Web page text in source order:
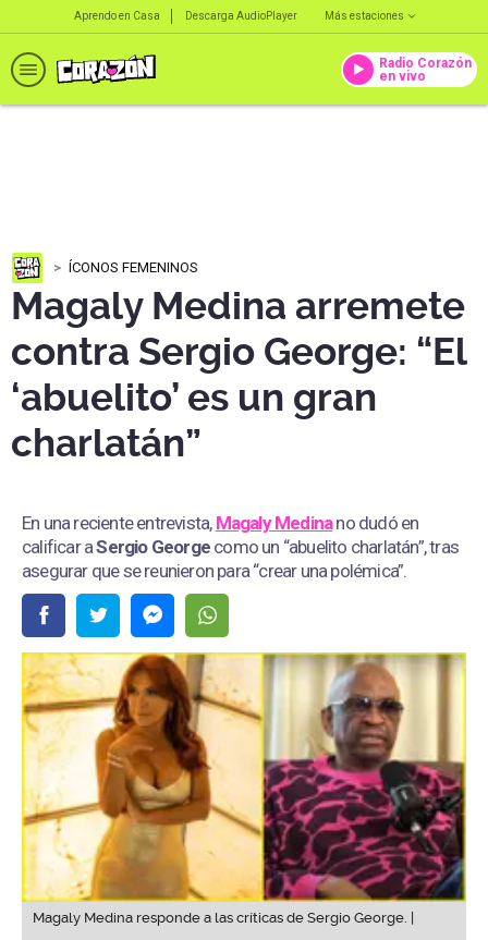
Aprendo en Casa Descarga AudioPlayer Más estaciones
Radio Corazón
en vivo
ÍCONOS FEMENINOS
Magaly Medina arremete
contra Sergio George: “El
‘abuelito’ es un gran
charlatán”
En una reciente entrevista, Magaly Medinano dudó en
calificar aSergio George como un “abuelito charlatán”, tras
asegurar que se reunieron para “crear una polémica”.
Magaly Medina responde a las críticas de Sergio George. |